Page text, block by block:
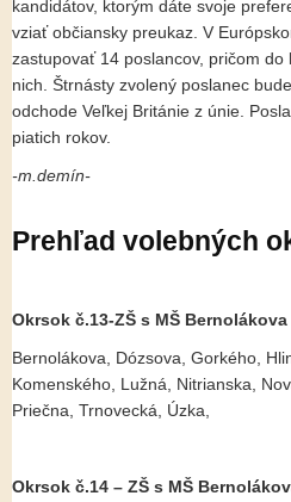
kandidátov, ktorým dáte svoje
vziať občiansky preukaz. V
zastupovať 14 poslancov, pričom
nich. Štrnásty zvolený poslanec
odchode Veľkej Británie z únie.
piatich rokov.
-m.demín-
Prehľad volebných
Okrsok č.13-ZŠ s MŠ
Bernolákova, Dózsova, Gorkého,
Komenského, Lužná, Nitrianska,
Priečna, Trnovecká, Úzka,
Okrsok č.14 – ZŠ s MŠ